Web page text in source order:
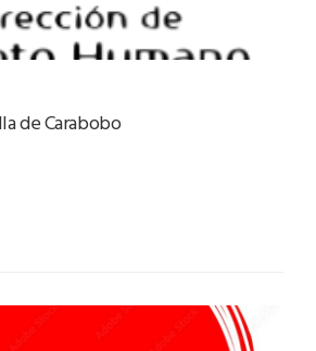
de Carabobo